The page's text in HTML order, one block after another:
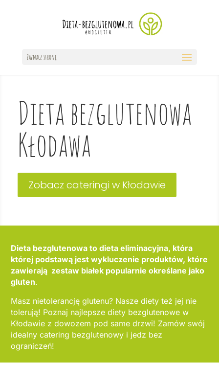
Zaznacz stronę
Dieta bezglutenowa
Kłodawa
Zobacz cateringi w Kłodawie
Dieta bezglutenowa to dieta eliminacyjna, która
której podstawą jest wykluczenie produktów, które
zawierają zestaw białek popularnie określane jako
gluten.
Masz nietolerancję glutenu? Nasze diety też jej nie
tolerują! Poznaj najlepsze diety bezglutenowe w
Kłodawie z dowozem pod same drzwi! Zamów swój
idealny catering bezglutenowy i jedz bez
ograniczeń!